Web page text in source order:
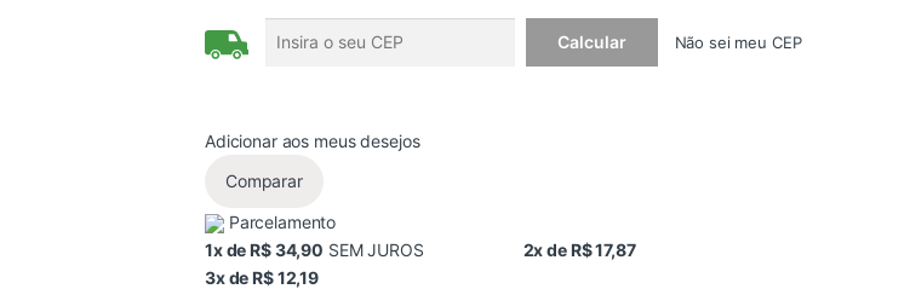
Não sei meu CEP
Adicionar aos meus desejos
Comparar
Parcelamento
1x de R$ 34,90 SEM JUROS
2x de R$ 17,87
3x de R$ 12,19